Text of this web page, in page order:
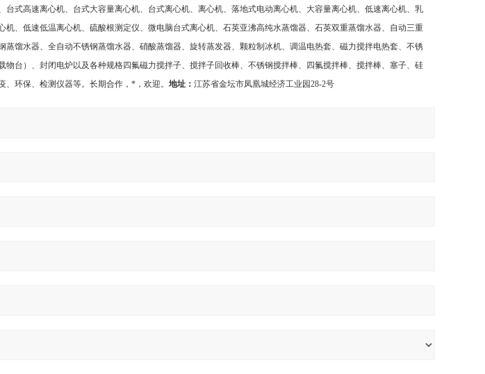
台式高速离心机、台式大容量离心机、台式离心机、离心机、落地式电动离心机、大容量离心机、低速离心机、乳
机、低速低温离心机、硫酸根测定仪、微电脑台式离心机、石英亚沸高纯水蒸馏器、石英双重蒸馏水器、自动三重
蒸馏水器、全自动不锈钢蒸馏水器、硝酸蒸馏器、旋转蒸发器、颗粒制冰机、调温电热套、磁力搅拌电热套、不锈
物台）、封闭电炉以及各种规格四氟磁力搅拌子、搅拌子回收棒、不锈钢搅拌棒、四氟搅拌棒、搅拌棒、塞子、硅
、环保、检测仪器等。长期合作，*，欢迎。 地址： 江苏省金坛市凤凰城经济工业园28-2号